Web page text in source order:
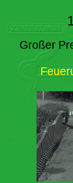
Großer